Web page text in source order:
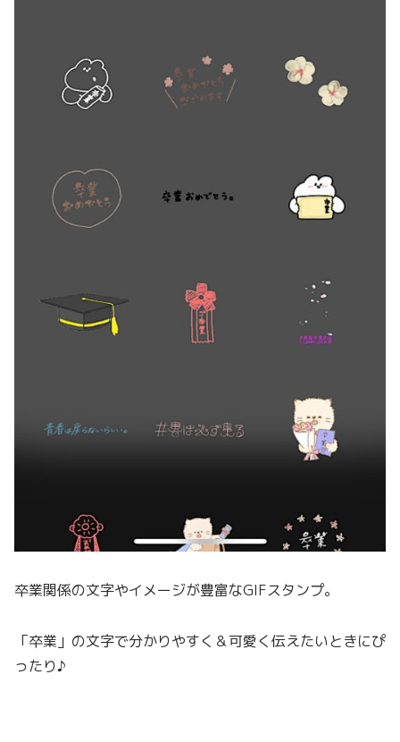
卒業関係の文字やイメージが豊富なGIFスタンプ。
「卒業」の文字で分かりやすく＆可愛く伝えたいときにぴ
ったり♪